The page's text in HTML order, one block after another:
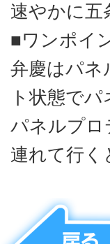
速やかに五
■ワンポイ
弁慶はパネ
ト状態で
パネルプロ
連れて行く